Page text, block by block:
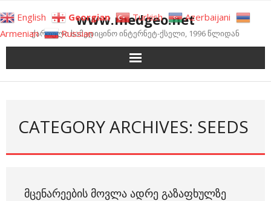
to
content
www.medgeo.net
ქართული სამედიცინო ინტერნეტ-ქსელი, 1996 წლიდან
CATEGORY ARCHIVES: SEEDS
ᲛᲪᲔᲜᲐᲠᲔᲔᲑᲘᲡ ᲛᲝᲕᲚᲐ ᲐᲓᲠᲔ ᲒᲐᲖᲐᲤᲮᲣᲚᲖᲔ
English Georgian Turkish
Azerbaijani
Armenian
Russian